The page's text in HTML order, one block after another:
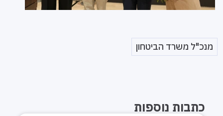
מנכ"ל משרד הביטחון
כתבות נוספות